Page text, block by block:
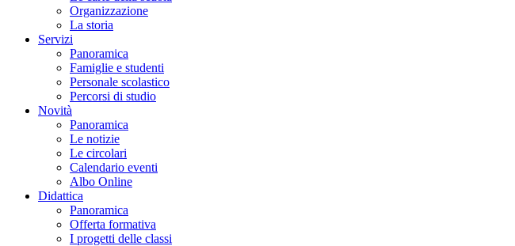
Organizzazione
La storia
Servizi
Panoramica
Famiglie e studenti
Personale scolastico
Percorsi di studio
Novità
Panoramica
Le notizie
Le circolari
Calendario eventi
Albo Online
Didattica
Panoramica
Offerta formativa
I progetti delle classi